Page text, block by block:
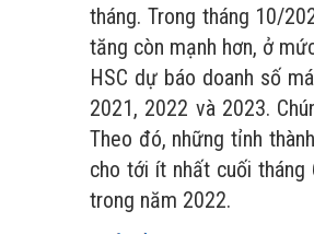
tháng. Trong tháng 10/
tăng còn mạnh hơn, ở
HSC dự báo doanh số
2021, 2022 và 2023.
Theo đó, những tỉnh
cho tới ít nhất cuối
trong năm 2022.